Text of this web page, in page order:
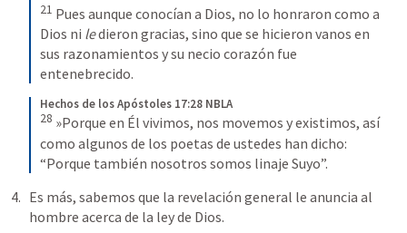
21 Pues aunque conocían a Dios, no lo honraron como a
Dios ni le dieron gracias, sino que se hicieron vanos en
sus razonamientos y su necio corazón fue
entenebrecido.
Hechos de los Apóstoles 17:28 NBLA
28 »Porque en Él vivimos, nos movemos y existimos, así
como algunos de los poetas de ustedes han dicho:
“Porque también nosotros somos linaje Suyo”.
Es más, sabemos que la revelación general le anuncia al
hombre acerca de la ley de Dios.